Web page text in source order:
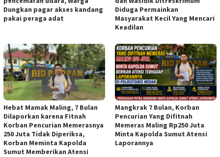
Dungkan pagar akses kandang
pakai peraga adat
Diduga Permainkan
Masyarakat Kecil Yang Mencari
Keadilan
Hebat Mamak Maling, 7 Bulan
Dilaporkan karena Fitnah
Korban Pencurian Memerasnya
250 Juta Tidak Diperiksa,
Korban Meminta Kapolda
Sumut Memberikan Atensi
Mangkrak 7 Bulan, Korban
Pencurian Yang Difitnah
Memeras Maling Rp250 Juta
Minta Kapolda Sumut Atensi
Laporannya